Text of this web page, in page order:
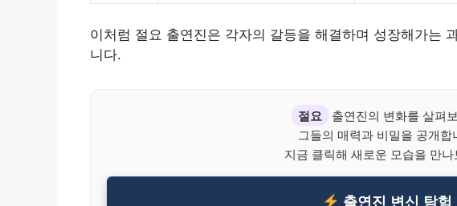
이처럼 절요 출연진은 각자의 갈등을 해결하며 성장해가는
니다.
절요
출연진의 변화를 살펴
그들의 매력과 비밀을 공개합
지금 클릭해 새로운 모습을 만나
출연진 변신 탐험